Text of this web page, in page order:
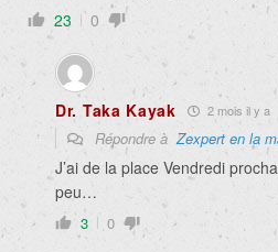
23 0
Dr. Taka Kayak 2 mois il y a
Répondre àZexpert en la
J’ai de la place Vendredi
peu…
3 0